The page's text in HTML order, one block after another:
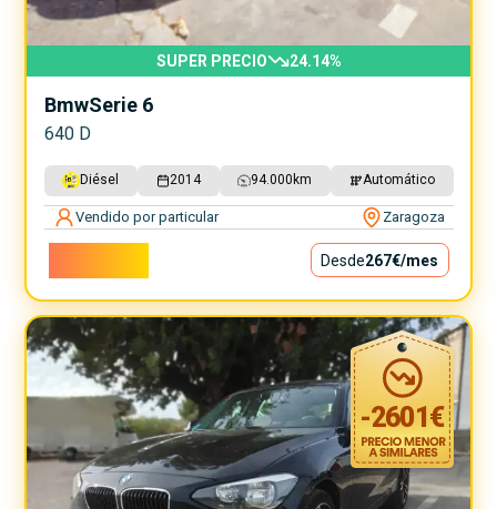
SUPER PRECIO 24.14%
BmwSerie 6
640 D
Diésel 2014 94.000 km Automático
Vendido por particular Zaragoza
Desde267€/mes
-2601€